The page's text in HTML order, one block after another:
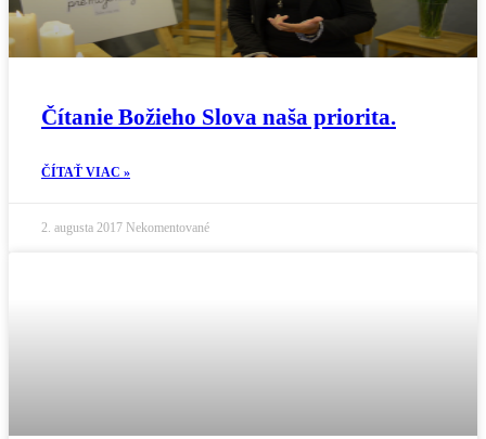
Čítanie Božieho Slova naša priorita.
ČÍTAŤ VIAC »
2. augusta 2017 Nekomentované